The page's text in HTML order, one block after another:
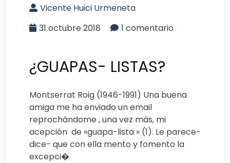
Vicente Huici Urmeneta
31 octubre 2018
1 comentario
¿GUAPAS- LISTAS?
Montserrat Roig (1946-1991) Una buena
amiga me ha enviado un email
reprochándome , una vez más, mi
acepción de «guapa-lista » (1). Le parece-
dice- que con ella mento y fomento la
excepci�